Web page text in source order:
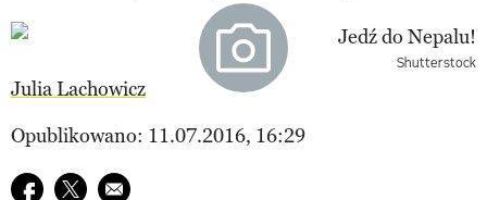
Shutterstock
Julia Lachowicz
Opublikowano: 11.07.2016, 16:29
Udostępnij na facebook
Udostępnij na twitter
E-mail do przyjaciela